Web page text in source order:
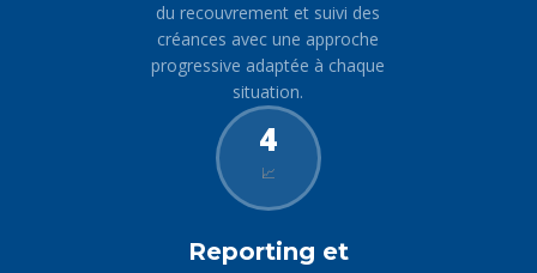
du recouvrement et suivi des
créances avec une approche
progressive adaptée à chaque
situation.
4
📈
Reporting et